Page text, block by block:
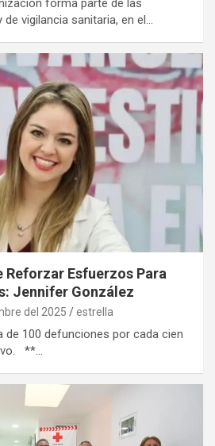
forma parte de las
vigilancia sanitaria, en el…
Reforzar Esfuerzos Para
Jennifer González
del 2025 estrella
de 100 defunciones por cada cien
**…